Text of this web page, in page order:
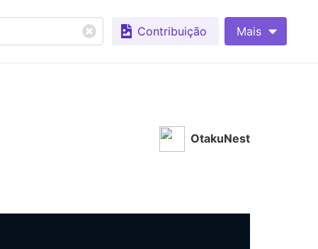
Contribuição Mais
OtakuNest